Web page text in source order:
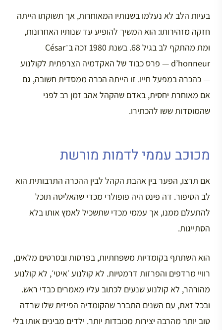
בעיות הלב לא נעלמו בשנותיו המאוחרות, אך תשוקתו הייתה
חזקה מזהירותו: הוא המשיך להופיע עד שנותיו האחרונות,
ומת מהתקף לב בגיל 68. בשנת 1980 זכה ב־César
d’honneur — פרס כבוד של האקדמיה הצרפתית לקולנוע
— כהכרה במפעל חייו. זו הייתה הכרה ממסדית חשובה, גם
אם מאוחרת יחסית, באדם שהקהל אהב זמן רב לפני
שהמוסדות ששו להכתירו.
מכוכב עממי לדמות מורשת
אם תרצו, הפער בין אהבת הקהל לבין ההכרה התרבותית הוא
לב הסיפור. דה פינס היה פופולרי מכדי שהאליטה תוכל
להתעלם ממנו, אך עממי מכדי שתשכיל לאמץ אותו בלא
הסתייגות.
הוא השתתף בקומדיות משפחתיות, בפרסות ובסרטים מלאים,
רוויי מרדפים והפרזות דרמטיות. לא קולנוע ׳איטי׳, לא קולנוע
מהורהר, לא קולנוע שנעים לכתוב עליו מאמרים כבדי ראש.
ובכל זאת, עם השנים התברר שהקומדיה הפיזית שלו שרדה
טוב יותר מהרבה יצירות מכובדות יותר. ילדים מבינים אותו בלי